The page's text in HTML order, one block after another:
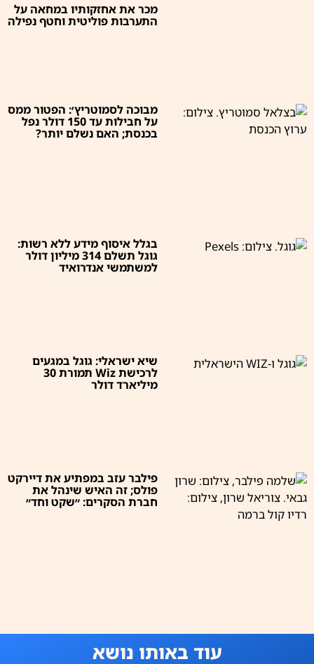
מכר את אחזקותיו במחאה על
התערבות פוליטית וחטף נפילה
מבוכה לסמוטריץ׳: הפטור ממס
על חבילות עד 150 דולר נפל
בכנסת; האם נשלם יותר?
בגלל איסוף מידע ללא רשות:
גוגל תשלם 314 מיליון דולר
למשתמשי אנדרואיד
שיא ישראלי: גוגל במגעים
לרכישת Wiz תמורת 30
מיליארד דולר
פילבר עזב במפתיע את דיירקט
פולס; זה האיש שינהל את
חברת הסקרים: ״שקט וחד״
עוד באותו נושא